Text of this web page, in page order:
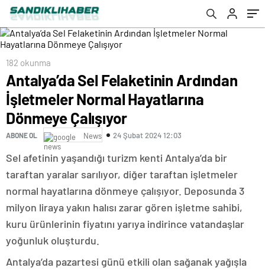
Çalışıyor
182 okunma
Antalya’da Sel Felaketinin Ardından
İşletmeler Normal Hayatlarına
Dönmeye Çalışıyor
ABONE OL News 24 Şubat 2024 12:03
Sel afetinin yaşandığı turizm kenti Antalya’da bir
taraftan yaralar sarılıyor, diğer taraftan işletmeler
normal hayatlarına dönmeye çalışıyor. Deposunda 3
milyon liraya yakın halısı zarar gören işletme sahibi,
kuru ürünlerinin fiyatını yarıya indirince vatandaşlar
yoğunluk oluşturdu.
Antalya’da pazartesi günü etkili olan sağanak yağışla